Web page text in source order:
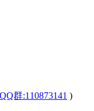
群:110873141 )